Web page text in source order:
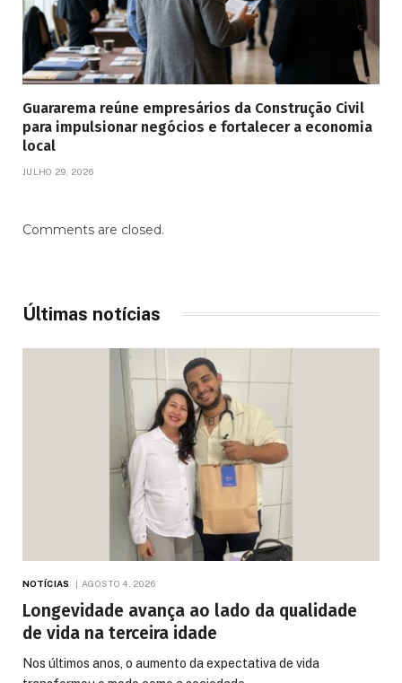
Guararema reúne empresários da Construção Civil
para impulsionar negócios e fortalecer a economia
local
JULHO 29, 2026
Comments are closed.
Últimas notícias
NOTÍCIAS AGOSTO 4, 2026
Longevidade avança ao lado da qualidade
de vida na terceira idade
Nos últimos anos, o aumento da expectativa de vida